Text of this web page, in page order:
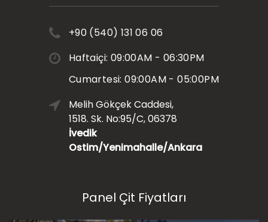
+90 (540) 131 06 06
Haftaiçi: 09:00AM - 06:30PM
Cumartesi: 09:00AM - 05:00PM
Melih Gökçek Caddesi,
1518. Sk. No:95/C, 06378
İvedik
Ostim/Yenimahalle/Ankara
Panel Çit Fiyatları